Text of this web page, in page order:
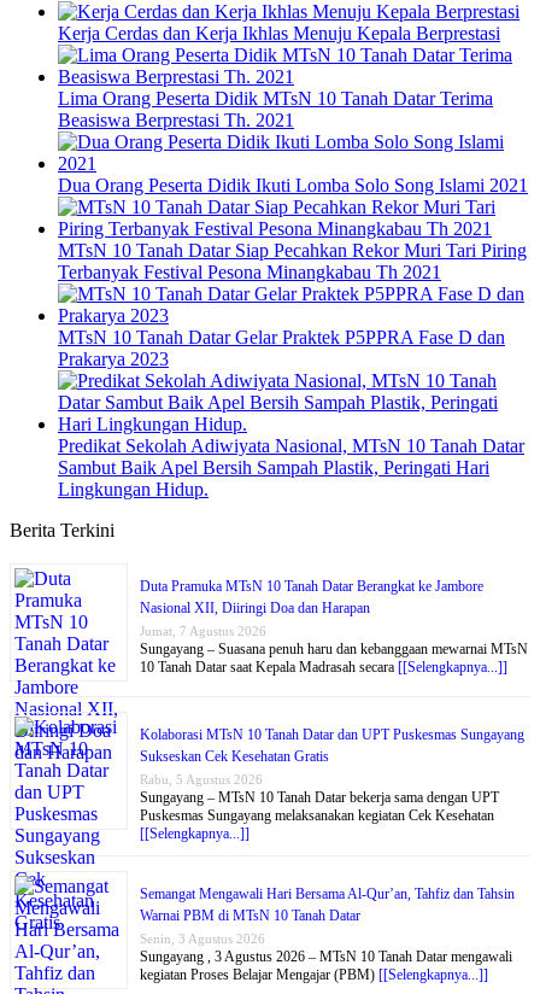
Kerja Cerdas dan Kerja Ikhlas Menuju Kepala Berprestasi
Lima Orang Peserta Didik MTsN 10 Tanah Datar Terima
Beasiswa Berprestasi Th. 2021
Dua Orang Peserta Didik Ikuti Lomba Solo Song Islami 2021
MTsN 10 Tanah Datar Siap Pecahkan Rekor Muri Tari Piring
Terbanyak Festival Pesona Minangkabau Th 2021
MTsN 10 Tanah Datar Gelar Praktek P5PPRA Fase D dan
Prakarya 2023
Predikat Sekolah Adiwiyata Nasional, MTsN 10 Tanah Datar
Sambut Baik Apel Bersih Sampah Plastik, Peringati Hari
Lingkungan Hidup.
Berita Terkini
Duta Pramuka MTsN 10 Tanah Datar Berangkat ke Jambore
Nasional XII, Diiringi Doa dan Harapan
Jumat, 7 Agustus 2026
Sungayang – Suasana penuh haru dan kebanggaan mewarnai MTsN
10 Tanah Datar saat Kepala Madrasah secara [[Selengkapnya...]]
Kolaborasi MTsN 10 Tanah Datar dan UPT Puskesmas Sungayang
Sukseskan Cek Kesehatan Gratis
Rabu, 5 Agustus 2026
Sungayang – MTsN 10 Tanah Datar bekerja sama dengan UPT
Puskesmas Sungayang melaksanakan kegiatan Cek Kesehatan
[[Selengkapnya...]]
Semangat Mengawali Hari Bersama Al-Qur’an, Tahfiz dan Tahsin
Warnai PBM di MTsN 10 Tanah Datar
Senin, 3 Agustus 2026
Sungayang , 3 Agustus 2026 – MTsN 10 Tanah Datar mengawali
kegiatan Proses Belajar Mengajar (PBM) [[Selengkapnya...]]